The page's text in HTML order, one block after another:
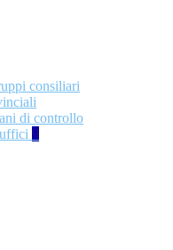
consiliari
di controllo
9